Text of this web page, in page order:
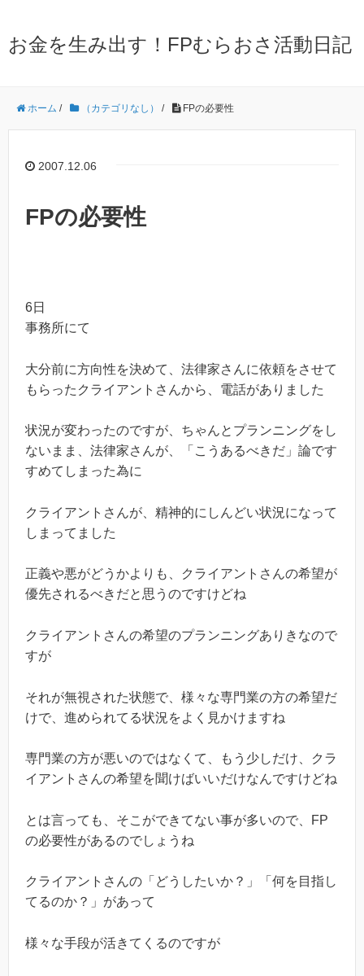
お金を生み出す！FPむらおさ活動日記
ホーム / （カテゴリなし） / FPの必要性
2007.12.06
FPの必要性
6日
事務所にて
大分前に方向性を決めて、法律家さんに依頼をさせて
もらったクライアントさんから、電話がありました
状況が変わったのですが、ちゃんとプランニングをし
ないまま、法律家さんが、「こうあるべきだ」論です
すめてしまった為に
クライアントさんが、精神的にしんどい状況になって
しまってました
正義や悪がどうかよりも、クライアントさんの希望が
優先されるべきだと思うのですけどね
クライアントさんの希望のプランニングありきなので
すが
それが無視された状態で、様々な専門業の方の希望だ
けで、進められてる状況をよく見かけますね
専門業の方が悪いのではなくて、もう少しだけ、クラ
イアントさんの希望を聞けばいいだけなんですけどね
とは言っても、そこができてない事が多いので、FP
の必要性があるのでしょうね
クライアントさんの「どうしたいか？」「何を目指し
てるのか？」があって
様々な手段が活きてくるのですが